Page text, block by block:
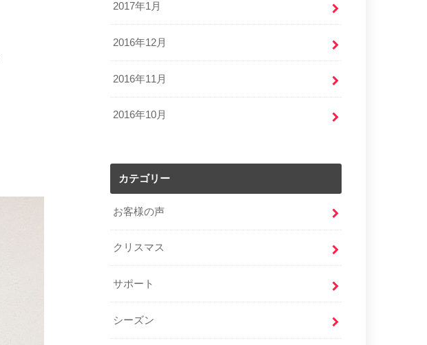
2017年1月
2016年12月
2016年11月
2016年10月
カテゴリー
お客様の声
クリスマス
サポート
シーズン